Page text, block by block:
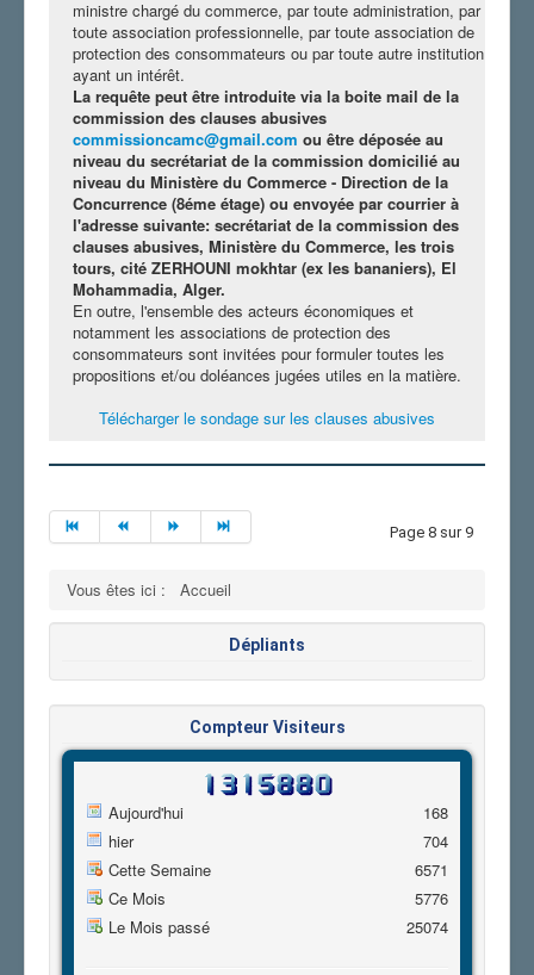
ministre chargé du commerce, par toute administration, par
toute association professionnelle, par toute association de
protection des consommateurs ou par toute autre institution
ayant un intérêt.
La requête peut être introduite via la boite mail de la
commission des clauses abusives
commissioncamc@gmail.com ou être déposée au
niveau du secrétariat de la commission domicilié au
niveau du Ministère du Commerce - Direction de la
Concurrence (8éme étage) ou envoyée par courrier à
l'adresse suivante: secrétariat de la commission des
clauses abusives, Ministère du Commerce, les trois
tours, cité ZERHOUNI mokhtar (ex les bananiers), El
Mohammadia, Alger.
En outre, l'ensemble des acteurs économiques et
notamment les associations de protection des
consommateurs sont invitées pour formuler toutes les
propositions et/ou doléances jugées utiles en la matière.
Télécharger le sondage sur les clauses abusives
Page 8 sur 9
Vous êtes ici : Accueil
Dépliants
Compteur Visiteurs
Aujourd'hui
hier
Cette Semaine
Ce Mois
Le Mois passé
168
704
6571
5776
25074